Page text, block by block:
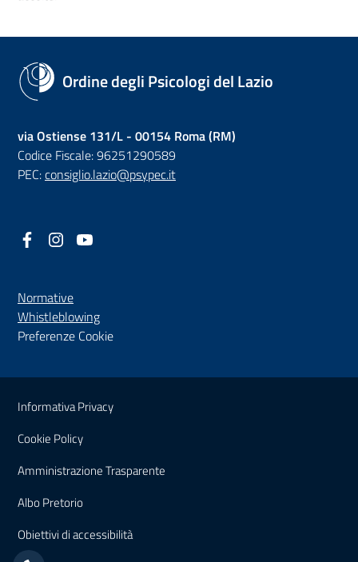
Ordine degli Psicologi del Lazio
via Ostiense 131/L - 00154 Roma (RM)
Codice Fiscale: 96251290589
PEC:consiglio.lazio@psypec.it
Facebook
(nuova scheda - new tab)
Instagram
(nuova scheda - new tab)
Normative
Whistleblowing(nuova scheda - new tab)
Preferenze Cookie
Sezione Link Utili
Informativa Privacy
Cookie Policy
Amministrazione Trasparente
Albo Pretorio
Obiettivi di accessibilità(nuova scheda - new tab)